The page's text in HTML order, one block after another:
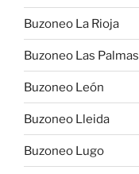
Buzoneo La Rioja
Buzoneo Las Palmas
Buzoneo León
Buzoneo Lleida
Buzoneo Lugo